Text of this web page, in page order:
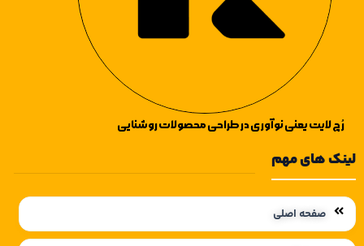
رُچ لایت یعنی نوآوری در طراحی محصولات روشنایی
لینک های مهم
صفحه اصلی